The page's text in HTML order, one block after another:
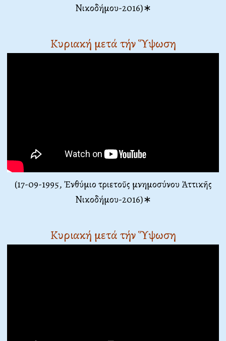
Νικοδήμου-2016)∗
Κυριακή μετά τήν Ὕψωση
(17-09-1995, Ἐνθύμιο τριετοῦς μνημοσύνου Ἀττικῆς
Νικοδήμου-2016)∗
Κυριακή μετά τήν Ὕψωση